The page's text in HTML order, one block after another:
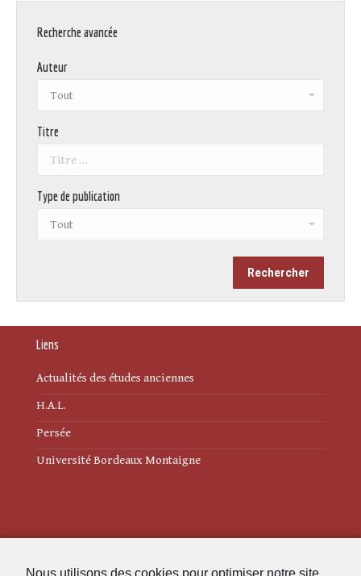
Nous utilisons des cookies pour optimiser notre site
Recherche avancée
Auteur
Titre
Type de publication
Liens
Actualités des études anciennes
H.A.L.
Persée
Université Bordeaux Montaigne